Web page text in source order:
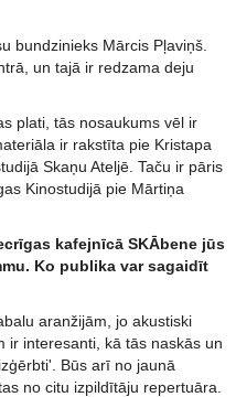
bundzinieks Mārcis Pļaviņš.
un tajā ir redzama deju
plati, tās nosaukums vēl ir
ir rakstīta pie Kristapa
Skaņu Ateljē. Taču ir pāris
Kinostudijā pie Mārtiņa
kafejnīcā SKĀbene jūs
Ko publika var sagaidīt
aranžijām, jo akustiski
ir interesanti, kā tās naskās un
Būs arī no jaunā
no citu izpildītāju repertuāra.